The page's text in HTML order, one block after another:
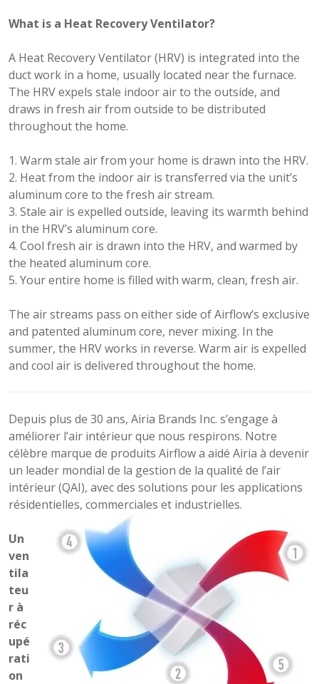
What is a Heat Recovery Ventilator?
A Heat Recovery Ventilator (HRV) is integrated into the
duct work in a home, usually located near the furnace.
The HRV expels stale indoor air to the outside, and
draws in fresh air from outside to be distributed
throughout the home.
Warm stale air from your home is drawn into the HRV.
Heat from the indoor air is transferred via the unit’s
aluminum core to the fresh air stream.
Stale air is expelled outside, leaving its warmth behind
in the HRV’s aluminum core.
Cool fresh air is drawn into the HRV, and warmed by
the heated aluminum core.
Your entire home is filled with warm, clean, fresh air.
The air streams pass on either side of Airflow’s exclusive
and patented aluminum core, never mixing. In the
summer, the HRV works in reverse. Warm air is expelled
and cool air is delivered throughout the home.
Depuis plus de 30 ans, Airia Brands Inc. s’engage à
améliorer l’air intérieur que nous respirons. Notre
célèbre marque de produits Airflow a aidé Airia à devenir
un leader mondial de la gestion de la qualité de l’air
intérieur (QAI), avec des solutions pour les applications
résidentielles, commerciales et industrielles.
Un
ven
tila
teu
r à
réc
upé
rati
on